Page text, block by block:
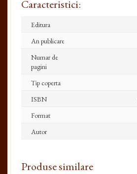
Caracteristici:
Editura
An publicare
Numar de
pagini
Tip coperta
ISBN
Format
Autor
Produse similare